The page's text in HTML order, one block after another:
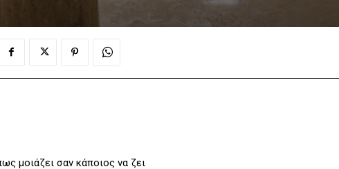
μοιάζει σαν κάποιος να ζει